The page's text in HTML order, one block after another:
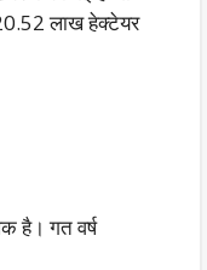
लाख हेक्टेयर
है। गत वर्ष